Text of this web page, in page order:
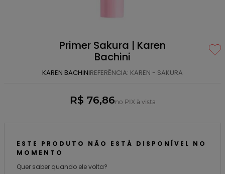
Primer Sakura | Karen
Bachini
KAREN BACHINIREFERÊNCIA: KAREN - SAKURA
R$ 76,86no PIX à vista
ESTE PRODUTO NÃO ESTÁ DISPONÍVEL NO
MOMENTO
Quer saber quando ele volta?